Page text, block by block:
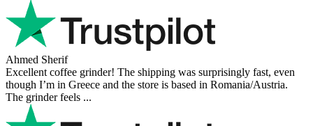
Ahmed Sherif
Excellent coffee grinder! The shipping was surprisingly fast, even
though I’m in Greece and the store is based in Romania/Austria.
The grinder feels ...